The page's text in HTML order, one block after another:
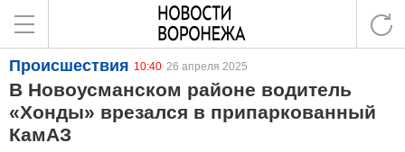
Происшествия 10:40 26 апреля 2025
В Новоусманском районе водитель
«Хонды» врезался в припаркованный
КамАЗ